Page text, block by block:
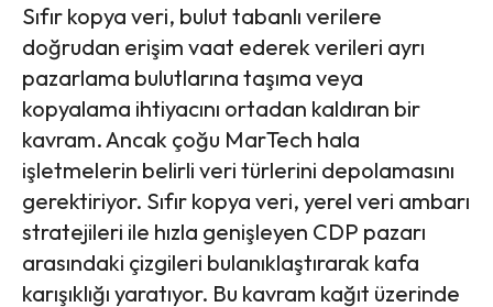
Sıfır kopya veri, bulut tabanlı verilere
doğrudan erişim vaat ederek verileri ayrı
pazarlama bulutlarına taşıma veya
kopyalama ihtiyacını ortadan kaldıran bir
kavram. Ancak çoğu MarTech hala
işletmelerin belirli veri türlerini depolamasını
gerektiriyor. Sıfır kopya veri, yerel veri ambarı
stratejileri ile hızla genişleyen CDP pazarı
arasındaki çizgileri bulanıklaştırarak kafa
karışıklığı yaratıyor. Bu kavram kağıt üzerinde